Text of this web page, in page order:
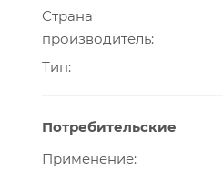
Страна
производитель
Тип
Потребительские
Применение